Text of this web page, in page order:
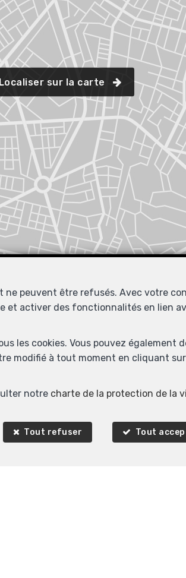
Localiser sur la carte
similaires
peuvent être refusés. Avec votre
activer des fonctionnalités en lien
les cookies. Vous pouvez également
modifié à tout moment en cliquant
notre charte de la protection de la
Tout refuser Tout